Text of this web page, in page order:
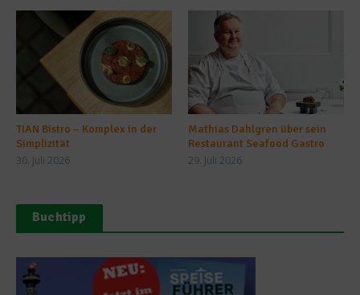
TIAN Bistro – Komplex in der
Simplizität
30. Juli 2026
Mathias Dahlgren über sein
Restaurant Seafood Gastro
29. Juli 2026
Buchtipp